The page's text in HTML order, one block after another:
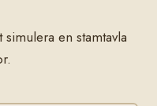
en stamtavla